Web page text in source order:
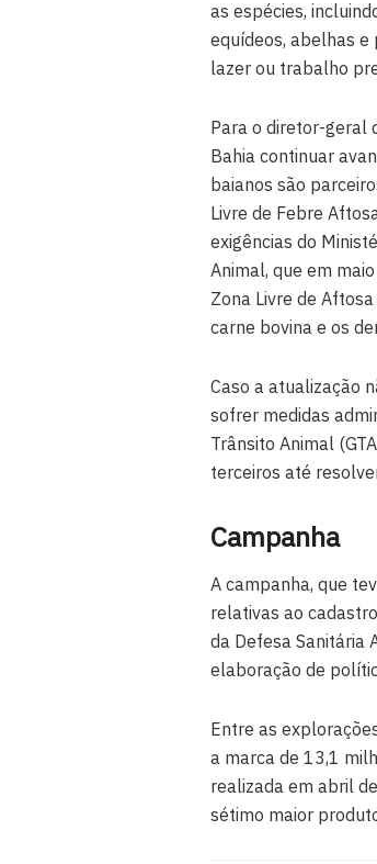
as espécies,
equídeos, abelhas e
lazer ou trabalho
Para o diretor-geral
Bahia continuar
baianos são
Livre de Febre
exigências do
Animal, que em
Zona Livre de
carne bovina e os
Caso a atualização
sofrer medidas
Trânsito Animal
terceiros até
Campanha
A campanha, que
relativas ao
da Defesa Sanitária
elaboração de
Entre as
a marca de 13,1
realizada em abril
sétimo maior